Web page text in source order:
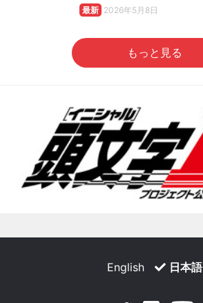
最新 2026年5月8日
もっと見る
English 日本語